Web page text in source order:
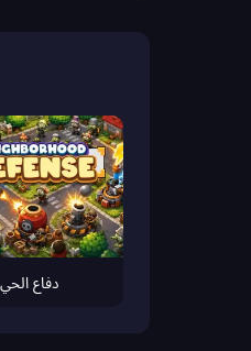
دفاع الحي